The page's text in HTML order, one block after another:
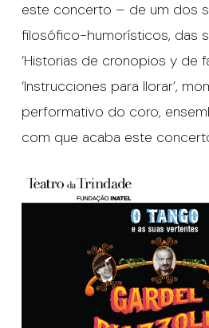
este concerto – de um dos
filosófico-humorísticos, das
‘Historias de cronopios y de
‘Instrucciones para llorar’,
performativo do coro,
com que acaba este